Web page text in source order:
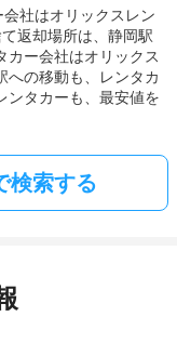
社はオリックスレン
返却場所は、静岡駅
カー会社はオリックス
への移動も、レンタカ
ンタカーも、最安値を
検索する